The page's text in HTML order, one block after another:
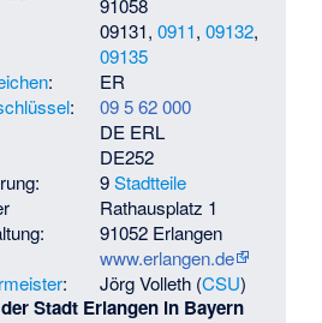
91058
09131, 0911, 09132,
09135
:
ER
:
09 5 62 000
DE ERL
DE252
9Stadtteile
Rathausplatz 1
91052 Erlangen
www.erlangen.de
: Jörg Volleth(CSU)
Stadt Erlangen in Bayern